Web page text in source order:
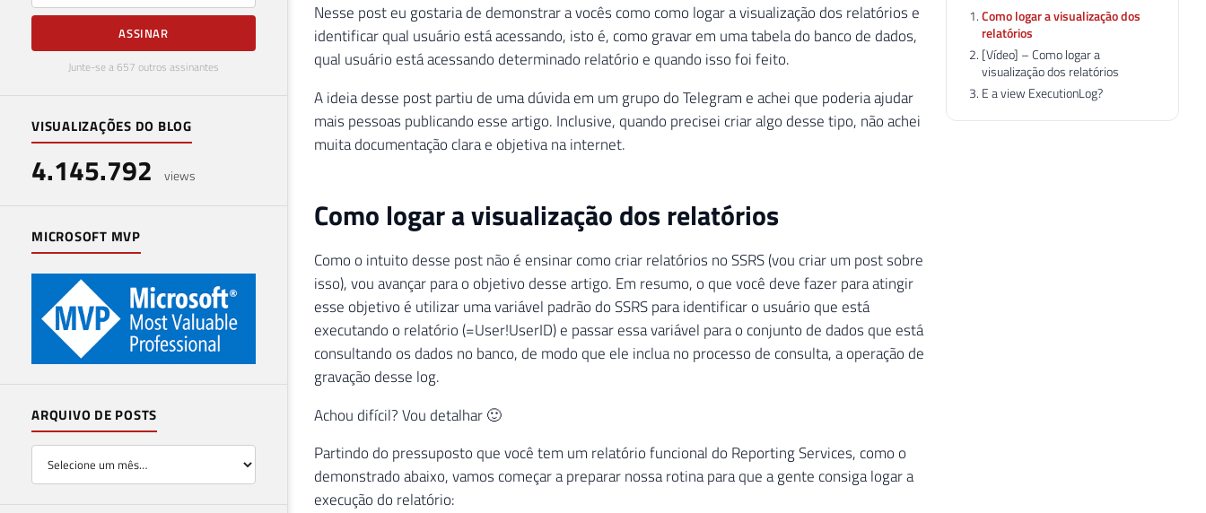
ASSINAR
Junte-se a 657 outros assinantes
VISUALIZAÇÕES DO BLOG
4.145.792 views
MICROSOFT MVP
ARQUIVO DE POSTS
Nesse post eu gostaria de demonstrar a vocês como como logar a visualização dos relatórios e
identificar qual usuário está acessando, isto é, como gravar em uma tabela do banco de dados,
qual usuário está acessando determinado relatório e quando isso foi feito.
A ideia desse post partiu de uma dúvida em um grupo do Telegram e achei que poderia ajudar
mais pessoas publicando esse artigo. Inclusive, quando precisei criar algo desse tipo, não achei
muita documentação clara e objetiva na internet.
Como logar a visualização dos relatórios
Como o intuito desse post não é ensinar como criar relatórios no SSRS (vou criar um post sobre
isso), vou avançar para o objetivo desse artigo. Em resumo, o que você deve fazer para atingir
esse objetivo é utilizar uma variável padrão do SSRS para identificar o usuário que está
executando o relatório (=User!UserID) e passar essa variável para o conjunto de dados que está
consultando os dados no banco, de modo que ele inclua no processo de consulta, a operação de
gravação desse log.
Achou difícil? Vou detalhar 🙂
Partindo do pressuposto que você tem um relatório funcional do Reporting Services, como o
demonstrado abaixo, vamos começar a preparar nossa rotina para que a gente consiga logar a
execução do relatório:
Como logar a visualização dos
relatórios
[Vídeo] – Como logar a
visualização dos relatórios
E a view ExecutionLog?